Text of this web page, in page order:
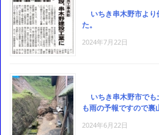
いちき串木野市よ
た。
2024年7月22日
いちき串木野市で
も雨の予報ですので裏
2024年6月22日